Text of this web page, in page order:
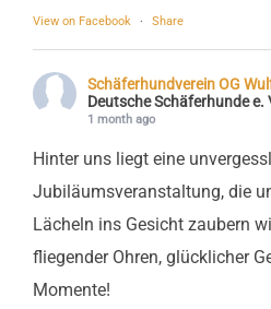
View on Facebook · Share
Schäferhundverein OG
Deutsche Schäferhunde e.
1 month ago
Hinter uns liegt eine
Jubiläumsveranstaltung, die
Lächeln ins Gesicht zaubern
fliegender Ohren, glücklicher
Momente!